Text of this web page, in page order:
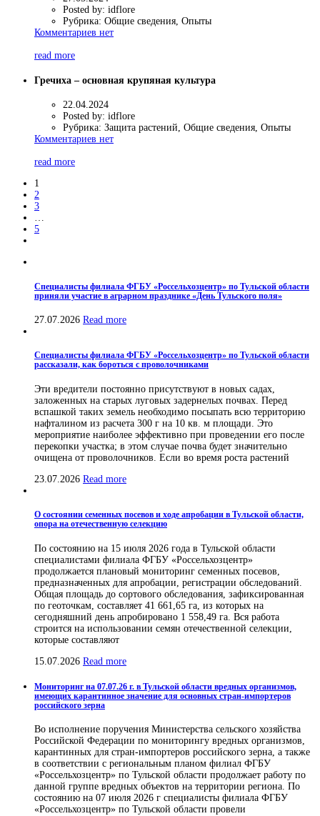
Posted by: idflore
Рубрика: Общие сведения, Опыты
Комментариев нет
read more
Гречиха – основная крупяная культура
22.04.2024
Posted by: idflore
Рубрика: Защита растений, Общие сведения, Опыты
Комментариев нет
read more
1
2
3
…
5
Специалисты филиала ФГБУ «Россельхозцентр» по Тульской области
приняли участие в аграрном празднике «День Тульского поля»
27.07.2026 Read more
Специалисты филиала ФГБУ «Россельхозцентр» по Тульской области
рассказали, как бороться с проволочниками
Эти вредители постоянно присутствуют в новых садах,
заложенных на старых луговых задернелых почвах. Перед
вспашкой таких земель необходимо посыпать всю территорию
нафталином из расчета 300 г на 10 кв. м площади. Это
мероприятие наиболее эффективно при проведении его после
перекопки участка; в этом случае почва будет значительно
очищена от проволочников. Если во время роста растений
23.07.2026 Read more
О состоянии семенных посевов и ходе апробации в Тульской области,
опора на отечественную селекцию
По состоянию на 15 июля 2026 года в Тульской области
специалистами филиала ФГБУ «Россельхозцентр»
продолжается плановый мониторинг семенных посевов,
предназначенных для апробации, регистрации обследований.
Общая площадь до сортового обследования, зафиксированная
по геоточкам, составляет 41 661,65 га, из которых на
сегодняшний день апробировано 1 558,49 га. Вся работа
строится на использовании семян отечественной селекции,
которые составляют
15.07.2026 Read more
Мониторинг на 07.07.26 г. в Тульской области вредных организмов,
имеющих карантинное значение для основных стран-импортеров
российского зерна
Во исполнение поручения Министерства сельского хозяйства
Российской Федерации по мониторингу вредных организмов,
карантинных для стран-импортеров российского зерна, а также
в соответствии с региональным планом филиал ФГБУ
«Россельхозцентр» по Тульской области продолжает работу по
данной группе вредных объектов на территории региона. По
состоянию на 07 июля 2026 г специалисты филиала ФГБУ
«Россельхозцентр» по Тульской области провели